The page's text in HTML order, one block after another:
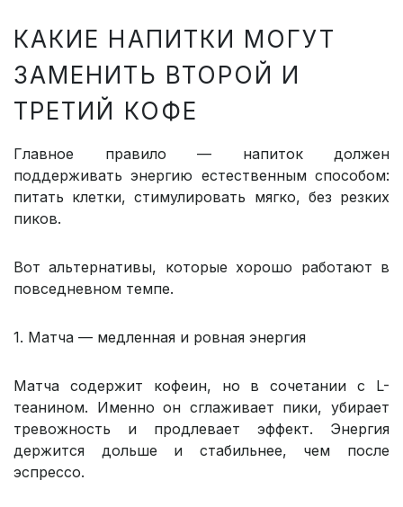
КАКИЕ НАПИТКИ МОГУТ
ЗАМЕНИТЬ ВТОРОЙ И
ТРЕТИЙ КОФЕ
Главное правило — напиток должен
поддерживать энергию естественным способом:
питать клетки, стимулировать мягко, без резких
пиков.
Вот альтернативы, которые хорошо работают в
повседневном темпе.
1. Матча — медленная и ровная энергия
Матча содержит кофеин, но в сочетании с L-
теанином. Именно он сглаживает пики, убирает
тревожность и продлевает эффект. Энергия
держится дольше и стабильнее, чем после
эспрессо.